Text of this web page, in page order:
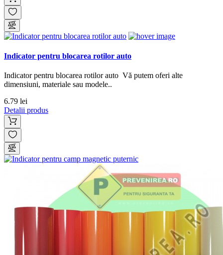
Indicator pentru blocarea rotilor auto
Indicator pentru blocarea rotilor auto Vă putem oferi alte
dimensiuni, materiale sau modele..
6.79 lei
Detalii produs